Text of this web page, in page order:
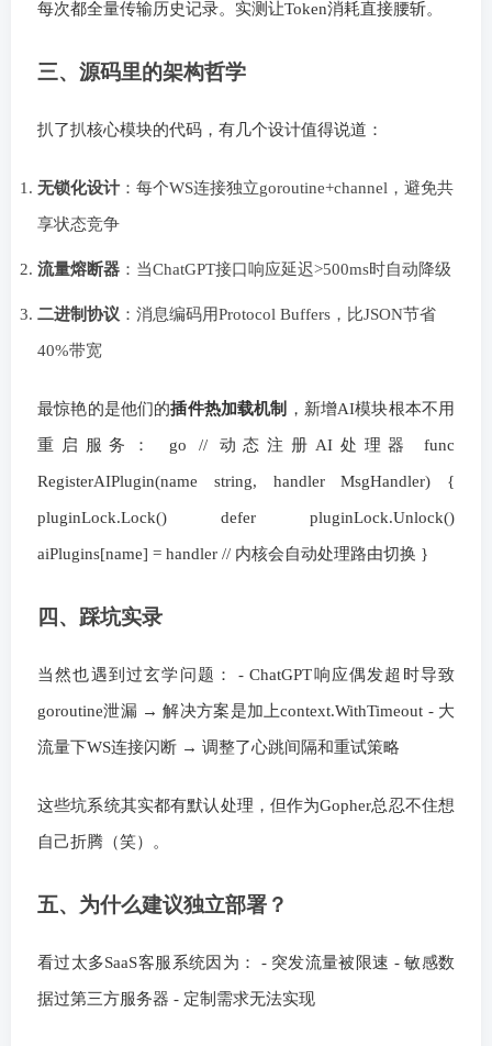
每次都全量传输历史记录。实测让Token消耗直接腰斩。
三、源码里的架构哲学
扒了扒核心模块的代码，有几个设计值得说道：
无锁化设计：每个WS连接独立goroutine+channel，避免共
享状态竞争
流量熔断器 ：当ChatGPT接口响应延迟>500ms时自动降级
二进制协议 ：消息编码用Protocol Buffers，比JSON节省
40%带宽
最惊艳的是他们的插件热加载机制 ，新增AI模块根本不用
重启服务： go // 动态注册AI处理器 func
RegisterAIPlugin(name string, handler MsgHandler) {
pluginLock.Lock() defer pluginLock.Unlock()
aiPlugins[name] = handler // 内核会自动处理路由切换 }
四、踩坑实录
当然也遇到过玄学问题： - ChatGPT响应偶发超时导致
goroutine泄漏 → 解决方案是加上context.WithTimeout - 大
流量下WS连接闪断 → 调整了心跳间隔和重试策略
这些坑系统其实都有默认处理，但作为Gopher总忍不住想
自己折腾（笑）。
五、为什么建议独立部署？
看过太多SaaS客服系统因为： - 突发流量被限速 - 敏感数
据过第三方服务器 - 定制需求无法实现